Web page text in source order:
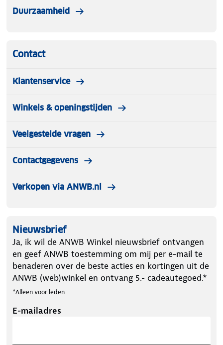
Duurzaamheid
Contact
Klantenservice
Winkels & openingstijden
Veelgestelde vragen
Contactgegevens
Verkopen via ANWB.nl
Nieuwsbrief
Ja, ik wil de ANWB Winkel nieuwsbrief ontvangen
en geef ANWB toestemming om mij per e-mail te
benaderen over de beste acties en kortingen uit de
ANWB (web)winkel en ontvang 5.- cadeautegoed.*
*Alleen voor leden
E-mailadres